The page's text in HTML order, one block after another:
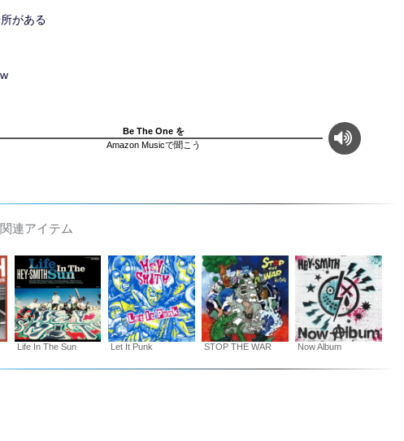
がある
Be The One を
Amazon Musicで聞こう
連アイテム
Life In The Sun Let It Punk STOP THE WAR Now Album